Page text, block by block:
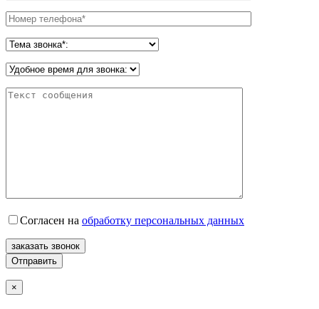
Согласен на обработку персональных данных
заказать звонок
×